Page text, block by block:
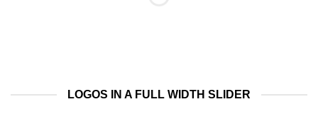
LOGOS IN A FULL WIDTH SLIDER